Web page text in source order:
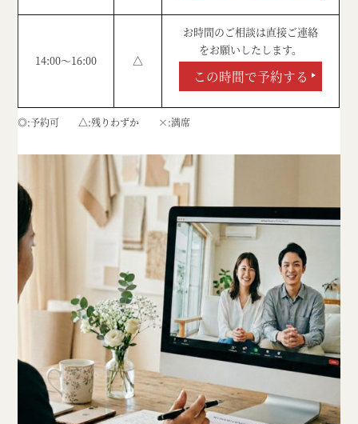
14:00～16:00 △
お時間のご相談は直接ご連絡
をお願いしたします。
この時間で予約する
◎ 予約可 △ 残りわずか × 満席